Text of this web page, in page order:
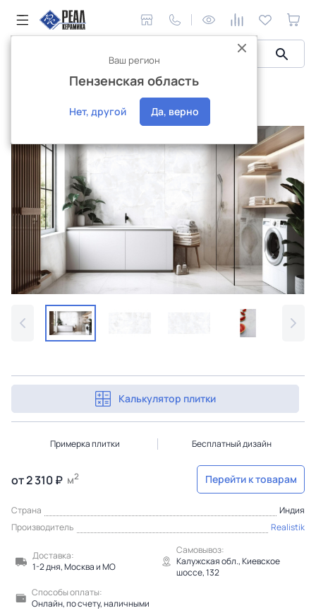
Керамическая плитка Realistik Койн
Калькулятор плитки
Примерка плитки Бесплатный дизайн
от 2 310 ₽ м2 Перейти к товарам
Страна
Индия
Производитель
Realistik
Доставка:
1-2 дня, Москва и МО
Самовывоз:
Калужская обл., Киевское
шоссе, 132
Способы оплаты:
Онлайн, по счету, наличными
Ваш регион
Пензенская область
Нет, другой Да, верно